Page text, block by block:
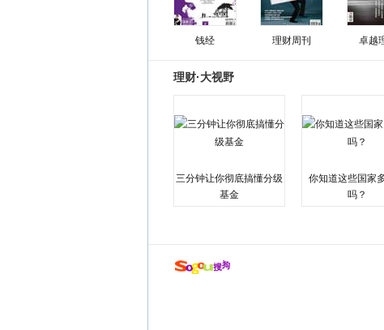
钱经 理财周刊 卓越
理财·大视野
三分钟让你彻底搞懂分级
基金
你知道这些国家
吗？